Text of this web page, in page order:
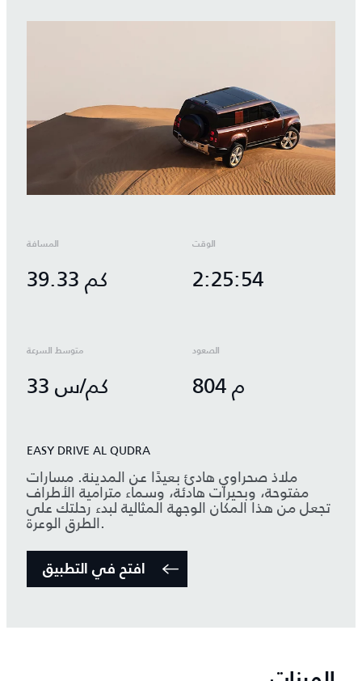
المسافة
39.33 كم
الوقت
2:25:54
متوسط السرعة
33 كم/س
الصعود
804 م
EASY DRIVE AL QUDRA
ملاذ صحراوي هادئ بعيدًا عن المدينة. مسارات
مفتوحة، وبحيرات هادئة، وسماء مترامية الأطراف
تجعل من هذا المكان الوجهة المثالية لبدء رحلتك على
الطرق الوعرة.
افتح في التطبيق